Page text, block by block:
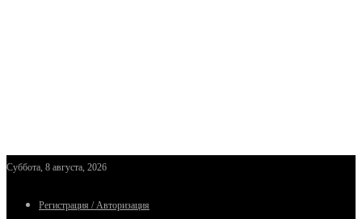
Суббота, 8 августа, 2026
Регистрация / Авторизация